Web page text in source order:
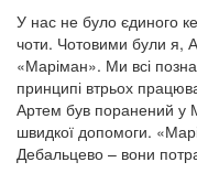
У нас не було єдиного
чоти. Чотовими були я,
«Маріман». Ми всі
принципі втрьох
Артем був поранений у
швидкої допомоги.
Дебальцево – вони